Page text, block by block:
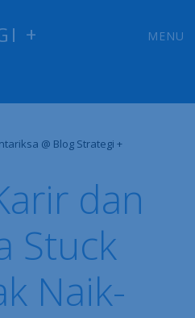
+
MENU
@ Blog Strategi +
dan
Stuck
Naik-